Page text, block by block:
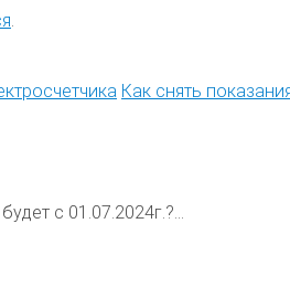
.
Как снять
с 01.07.2024г.?...